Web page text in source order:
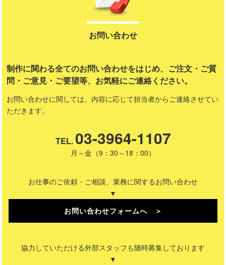
お問い合わせ
制作に関わる全てのお問い合わせをはじめ、ご注文・ご質
問・ご意見・ご要望等、お気軽にご連絡ください。
お問い合わせに関しては、内容に応じて担当者からご連絡させてい
ただきます。
TEL.03-3964-1107
月～金（9：30～18：00）
お仕事のご依頼・ご相談、業務に関するお問い合わせ
▼
お問い合わせフォームへ ＞
協力していただける外部スタッフも随時募集しております
▼